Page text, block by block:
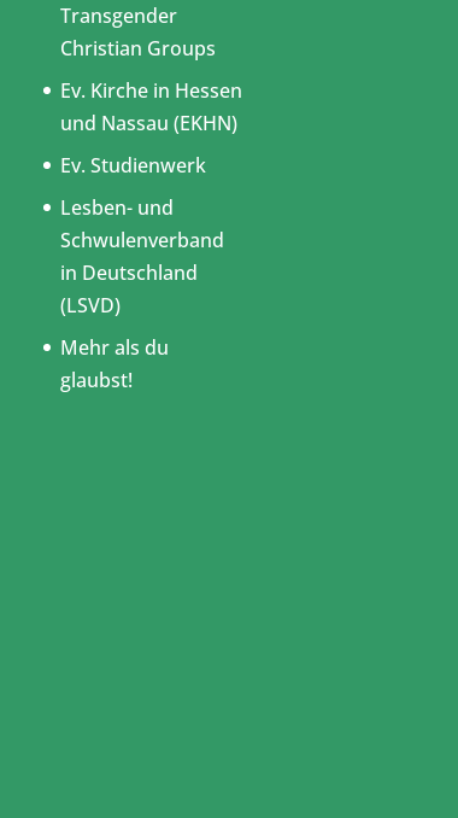
Transgender
Christian Groups
Ev. Kirche in Hessen
und Nassau (EKHN)
Ev. Studienwerk
Lesben- und
Schwulenverband
in Deutschland
(LSVD)
Mehr als du
glaubst!